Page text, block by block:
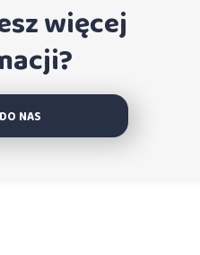
więcej
NAS